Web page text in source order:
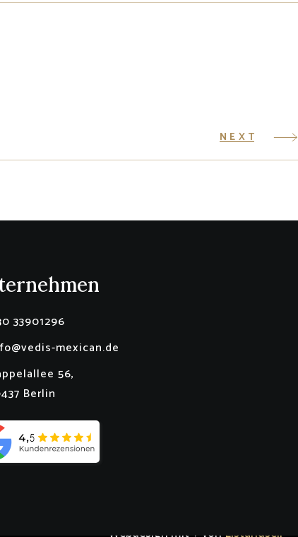
NEXT
33901296
mexican.de
56,
Berlin
Webdesign mit ♥ von Listandsell